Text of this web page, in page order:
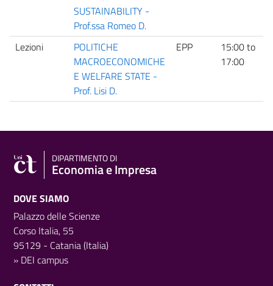
SUSTAINABILITY -
Prof.ssa Romeo D.
Lezioni
POLITICHE
MACROECONOMICHE
E WELFARE STATE -
Prof. Lisi D.
EPP 15:00to
17:00
DIPARTIMENTO DI
Economia e Impresa
DOVE SIAMO
Palazzo delle Scienze
Corso Italia, 55
95129 - Catania (Italia)
» DEI campus